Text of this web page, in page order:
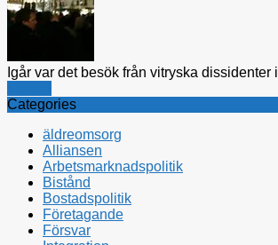
Igår var det besök från vitryska
Categories
äldreomsorg
Alliansen
Arbetsmarknadspolitik
Bistånd
Bostadspolitik
Företagande
Försvar